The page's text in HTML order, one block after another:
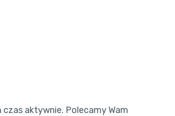
aktywnie. Polecamy Wam